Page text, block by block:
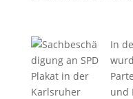
In
und